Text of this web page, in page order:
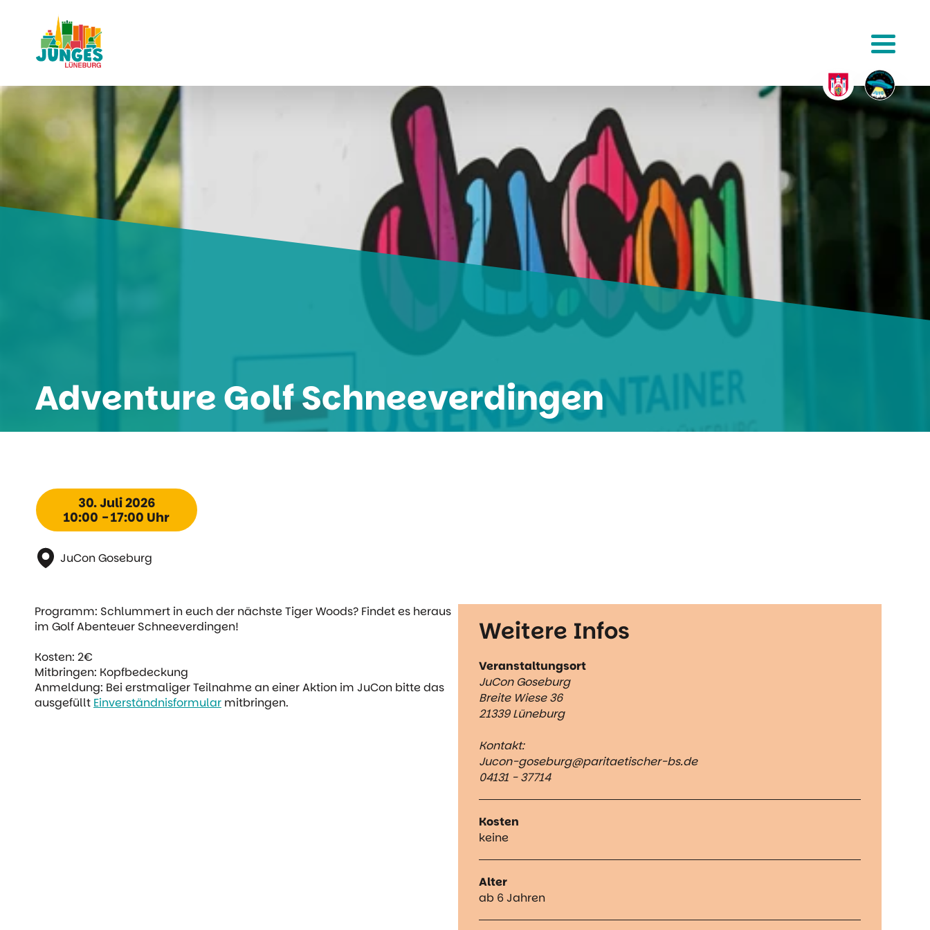
Adventure Golf Schneeverdingen
30. Juli 2026
10:00 - 17:00 Uhr
JuCon Goseburg
Programm: Schlummert in euch der nächste Tiger Woods? Findet es heraus
im Golf Abenteuer Schneeverdingen!
Kosten: 2€
Mitbringen: Kopfbedeckung
Anmeldung: Bei erstmaliger Teilnahme an einer Aktion im JuCon bitte das
ausgefüllt Einverständnisformular mitbringen.
Weitere Infos
Veranstaltungsort
JuCon Goseburg
Breite Wiese 36
21339 Lüneburg
Kontakt:
Jucon-goseburg@paritaetischer-bs.de
04131 - 37714
Kosten
keine
Alter
ab 6 Jahren